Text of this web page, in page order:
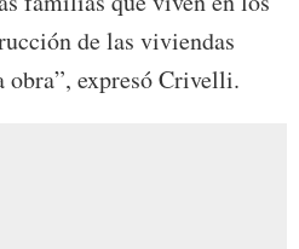
de las viviendas
obra”, expresó Crivelli.